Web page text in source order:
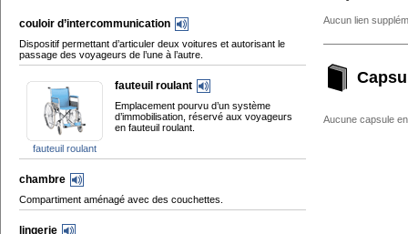
couloir d’intercommunication
Dispositif permettant d’articuler deux voitures et autorisant le
passage des voyageurs de l’une à l’autre.
fauteuil roulant
fauteuil roulant
Emplacement pourvu d’un système
d’immobilisation, réservé aux voyageurs
en fauteuil roulant.
chambre
Compartiment aménagé avec des couchettes.
lingerie
Aucun lien
Aucune capsule